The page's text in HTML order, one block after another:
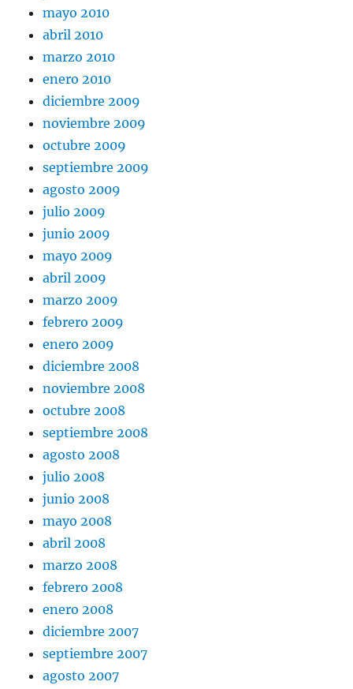
mayo 2010
abril 2010
marzo 2010
enero 2010
diciembre 2009
noviembre 2009
octubre 2009
septiembre 2009
agosto 2009
julio 2009
junio 2009
mayo 2009
abril 2009
marzo 2009
febrero 2009
enero 2009
diciembre 2008
noviembre 2008
octubre 2008
septiembre 2008
agosto 2008
julio 2008
junio 2008
mayo 2008
abril 2008
marzo 2008
febrero 2008
enero 2008
diciembre 2007
septiembre 2007
agosto 2007